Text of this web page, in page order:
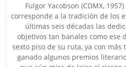
Fulgor Yacobson (CDMX,
corresponde a la tradición de los
últimas seis décadas las
objetivos tan banales como ese
sexto piso de su ruta, ya con
ganado algunos premios